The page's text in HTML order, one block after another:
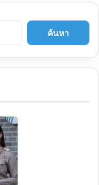
ค้นหา